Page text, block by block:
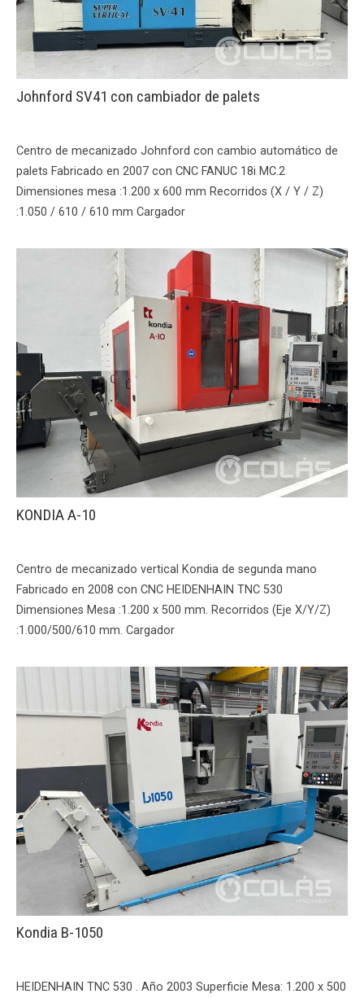
Johnford SV41 con cambiador de palets
Centro de mecanizado Johnford con cambio automático de
palets Fabricado en 2007 con CNC FANUC 18i MC.2
Dimensiones mesa :1.200 x 600 mm Recorridos (X / Y / Z)
:1.050 / 610 / 610 mm Cargador
KONDIA A-10
Centro de mecanizado vertical Kondia de segunda mano
Fabricado en 2008 con CNC HEIDENHAIN TNC 530
Dimensiones Mesa :1.200 x 500 mm. Recorridos (Eje X/Y/Z)
:1.000/500/610 mm. Cargador
Kondia B-1050
HEIDENHAIN TNC 530 . Año 2003 Superficie Mesa: 1.200 x 500